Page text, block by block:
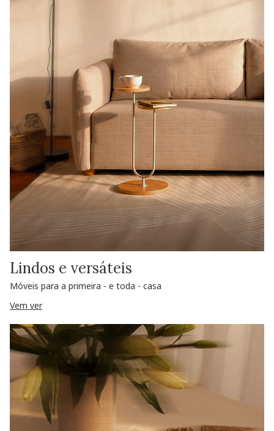
Lindos e versáteis
Móveis para a primeira - e toda - casa
Vem ver